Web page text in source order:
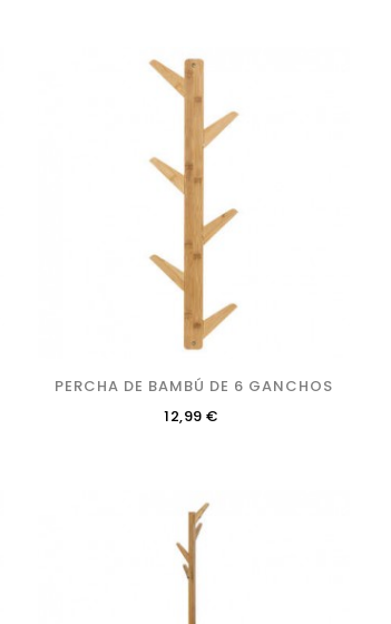
PERCHA DE BAMBÚ DE 6 GANCHOS
Precio
12,99 €